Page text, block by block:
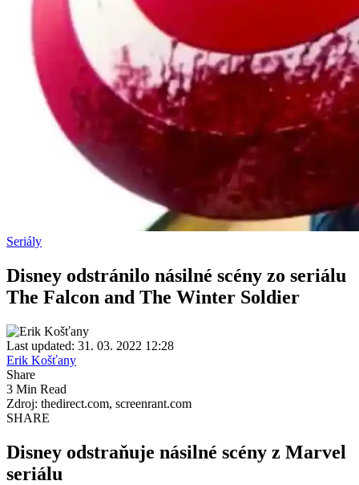
Seriály
Disney odstránilo násilné scény zo seriálu
The Falcon and The Winter Soldier
Last updated: 31. 03. 2022 12:28
Erik Košťany
Share
3 Min Read
Zdroj: thedirect.com, screenrant.com
SHARE
Disney odstraňuje násilné scény z Marvel
seriálu